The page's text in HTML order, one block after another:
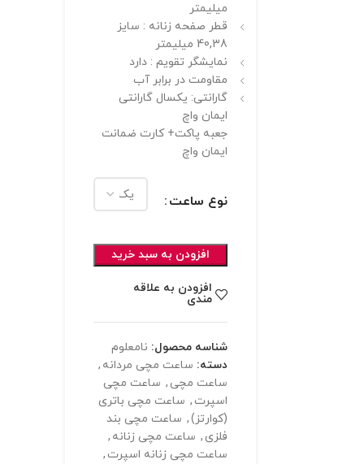
میلیمتر
قطر صفحه زنانه : سایز
40,38 میلیمتر
نمایشگر تقویم : دارد
مقاومت در برابر آب
گارانتی: یکسال گارانتی
ایمان واچ
جعبه پاکت+ کارت ضمانت
ایمان واچ
نوع ساعت
افزودن به سبد خرید
افزودن به علاقه
مندی
شناسه محصول: نامعلوم
دسته: ساعت مچی مردانه ,
ساعت مچی , ساعت مچی
اسپرت , ساعت مچی باتری
(کوارتز), ساعت مچی بند
فلزی , ساعت مچی زنانه ,
ساعت مچی زنانه اسپرت ,